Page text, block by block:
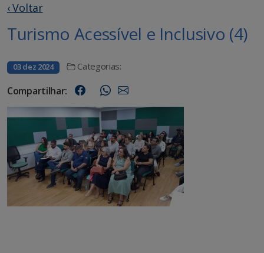
‹ Voltar
Turismo Acessível e Inclusivo (4)
03 dez 2024 Categorias:
Compartilhar: